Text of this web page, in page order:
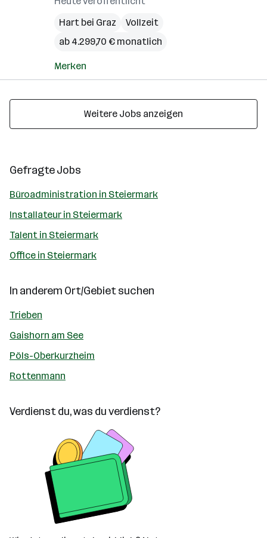
Hart bei Graz
Vollzeit
ab 4.299,70 € monatlich
Merken
Weitere Jobs anzeigen
Gefragte Jobs
Büroadministration in Steiermark
Installateur in Steiermark
Talent in Steiermark
Office in Steiermark
In anderem Ort/Gebiet suchen
Trieben
Gaishorn am See
Pöls-Oberkurzheim
Rottenmann
Verdienst du, was du verdienst?